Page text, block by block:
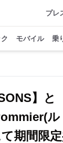
プレ
モバイル 乗
】と
期間限